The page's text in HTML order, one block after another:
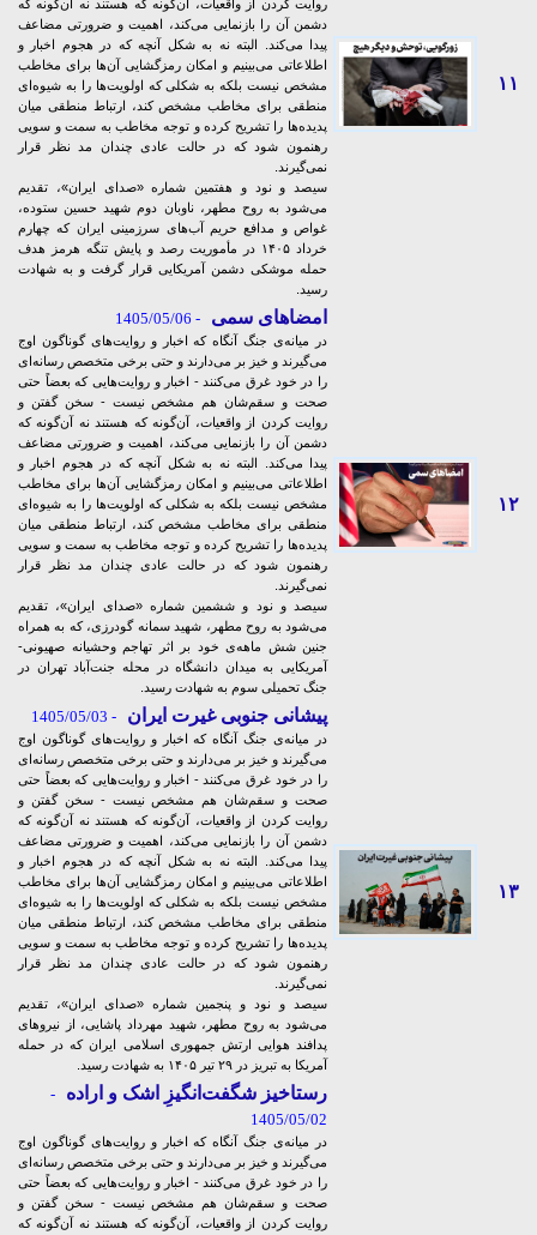
۱۱
روایت کردن از واقعیات، آن‌گونه که هستند نه آن‌گونه که
دشمن آن را بازنمایی می‌کند، اهمیت و ضرورتی مضاعف
پیدا می‌کند. البته نه به شکل آنچه که در هجوم اخبار و
اطلاعاتی می‌بینیم و امکان رمزگشایی‌ آن‌ها برای مخاطب
مشخص نیست بلکه به شکلی که اولویت‌ها را به شیوه‌ای
منطقی برای مخاطب مشخص کند، ارتباط منطقی میان
پدیده‌ها را تشریح کرده و توجه مخاطب به سمت و سویی
رهنمون شود که در حالت عادی چندان مد نظر قرار
نمی‌گیرند.
سیصد و نود و هفتمین شماره «صدای ایران»، تقدیم
می‌شود به روح مطهر، ناوبان دوم شهید حسین ستوده،
غواص و مدافع حریم آب‌های سرزمینی ایران که چهارم
خرداد ۱۴۰۵ در مأموریت رصد و پایش تنگه هرمز هدف
حمله موشکی دشمن آمریکایی قرار گرفت و به شهادت
رسید.
۱۲
امضاهای سمی - 1405/05/06
در میانه‌ی جنگ آنگاه که اخبار و روایت‌های گوناگون اوج
می‌گیرند و خیز بر می‌دارند و حتی برخی متخصص رسانه‌ای
را در خود غرق می‌کنند - اخبار و روایت‌هایی که بعضاً حتی
صحت و سقم‌شان هم مشخص نیست - سخن گفتن و
روایت کردن از واقعیات، آن‌گونه که هستند نه آن‌گونه که
دشمن آن را بازنمایی می‌کند، اهمیت و ضرورتی مضاعف
پیدا می‌کند. البته نه به شکل آنچه که در هجوم اخبار و
اطلاعاتی می‌بینیم و امکان رمزگشایی‌ آن‌ها برای مخاطب
مشخص نیست بلکه به شکلی که اولویت‌ها را به شیوه‌ای
منطقی برای مخاطب مشخص کند، ارتباط منطقی میان
پدیده‌ها را تشریح کرده و توجه مخاطب به سمت و سویی
رهنمون شود که در حالت عادی چندان مد نظر قرار
نمی‌گیرند.
سیصد و نود و ششمین شماره «صدای ایران»، تقدیم
می‌شود به روح مطهر، شهید سمانه گودرزی، که به همراه
جنین شش ماهه‌ی خود بر اثر تهاجم وحشیانه صهیونی-
آمریکایی به میدان دانشگاه در محله جنت‌آباد تهران در
جنگ تحمیلی سوم به شهادت رسید.
۱۳
پیشانی جنوبی غیرت ایران - 1405/05/03
در میانه‌ی جنگ آنگاه که اخبار و روایت‌های گوناگون اوج
می‌گیرند و خیز بر می‌دارند و حتی برخی متخصص رسانه‌ای
را در خود غرق می‌کنند - اخبار و روایت‌هایی که بعضاً حتی
صحت و سقم‌شان هم مشخص نیست - سخن گفتن و
روایت کردن از واقعیات، آن‌گونه که هستند نه آن‌گونه که
دشمن آن را بازنمایی می‌کند، اهمیت و ضرورتی مضاعف
پیدا می‌کند. البته نه به شکل آنچه که در هجوم اخبار و
اطلاعاتی می‌بینیم و امکان رمزگشایی‌ آن‌ها برای مخاطب
مشخص نیست بلکه به شکلی که اولویت‌ها را به شیوه‌ای
منطقی برای مخاطب مشخص کند، ارتباط منطقی میان
پدیده‌ها را تشریح کرده و توجه مخاطب به سمت و سویی
رهنمون شود که در حالت عادی چندان مد نظر قرار
نمی‌گیرند.
سیصد و نود و پنجمین شماره «صدای ایران»، تقدیم
می‌شود به روح مطهر، شهید مهرداد پاشایی، از نیروهای
پدافند هوایی ارتش جمهوری اسلامی ایران که در حمله
آمریکا به تبریز در ۲۹ تیر ۱۴۰۵ به شهادت رسید.
رستاخیز شگفت‌انگیزِ اشک و اراده
-
1405/05/02
در میانه‌ی جنگ آنگاه که اخبار و روایت‌های گوناگون اوج
می‌گیرند و خیز بر می‌دارند و حتی برخی متخصص رسانه‌ای
را در خود غرق می‌کنند - اخبار و روایت‌هایی که بعضاً حتی
صحت و سقم‌شان هم مشخص نیست - سخن گفتن و
روایت کردن از واقعیات، آن‌گونه که هستند نه آن‌گونه که